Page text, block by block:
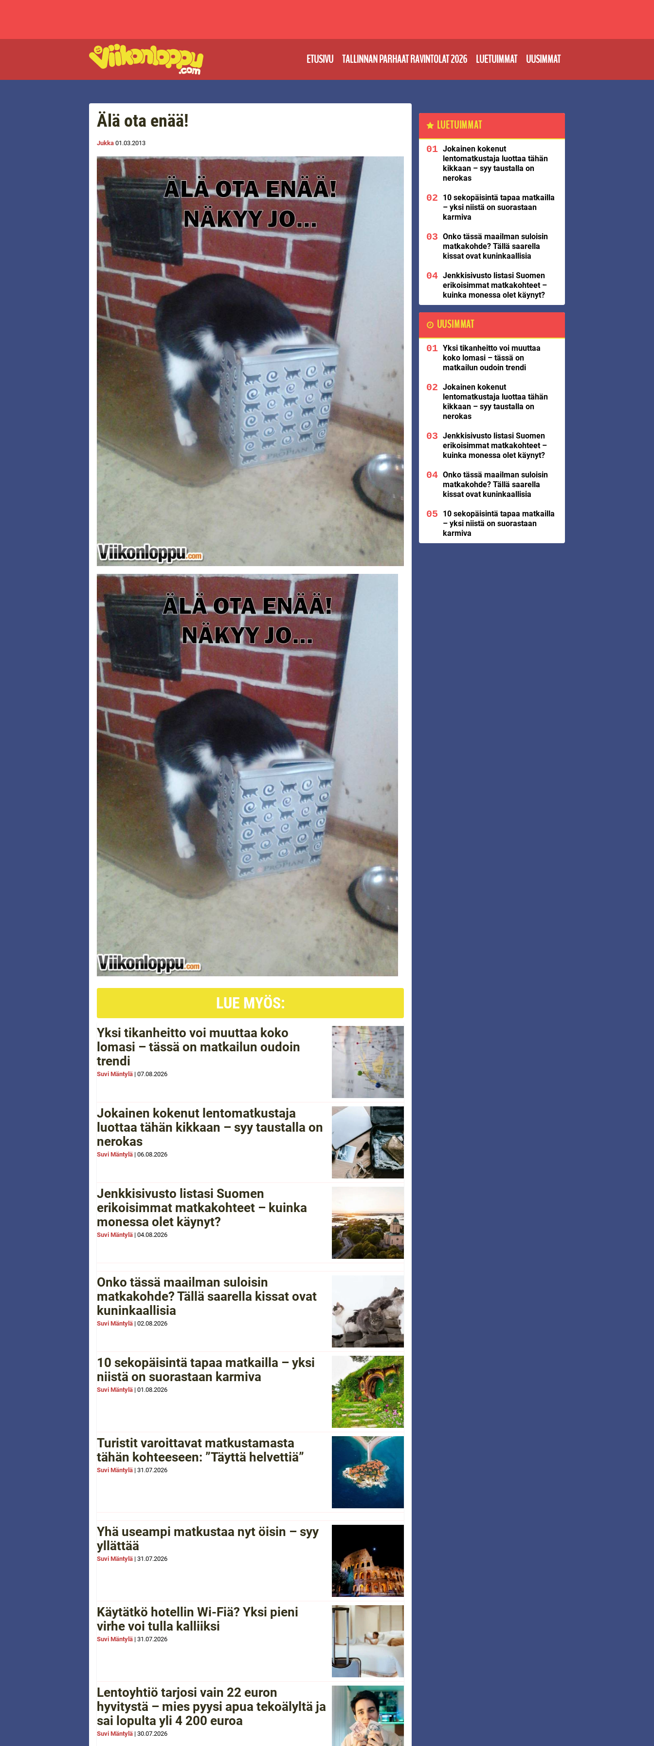
ETUSIVU TALLINNAN PARHAAT RAVINTOLAT 2026 LUETUIMMAT UUSIMMAT
Älä ota enää!
Jukka 01.03.2013
LUE MYÖS:
Yksi tikanheitto voi muuttaa koko
lomasi – tässä on matkailun oudoin
trendi
Suvi Mäntylä | 07.08.2026
Jokainen kokenut lentomatkustaja
luottaa tähän kikkaan – syy taustalla on
nerokas
Suvi Mäntylä | 06.08.2026
Jenkkisivusto listasi Suomen
erikoisimmat matkakohteet – kuinka
monessa olet käynyt?
Suvi Mäntylä | 04.08.2026
Onko tässä maailman suloisin
matkakohde? Tällä saarella kissat ovat
kuninkaallisia
Suvi Mäntylä | 02.08.2026
10 sekopäisintä tapaa matkailla – yksi
niistä on suorastaan karmiva
Suvi Mäntylä | 01.08.2026
Turistit varoittavat matkustamasta
tähän kohteeseen: ”Täyttä helvettiä”
Suvi Mäntylä | 31.07.2026
Yhä useampi matkustaa nyt öisin – syy
yllättää
Suvi Mäntylä | 31.07.2026
Käytätkö hotellin Wi-Fiä? Yksi pieni
virhe voi tulla kalliiksi
Suvi Mäntylä | 31.07.2026
Lentoyhtiö tarjosi vain 22 euron
hyvitystä – mies pyysi apua tekoälyltä ja
sai lopulta yli 4 200 euroa
Suvi Mäntylä | 30.07.2026
LUETUIMMAT
Jokainen kokenut
lentomatkustaja luottaa tähän
kikkaan – syy taustalla on
nerokas
10 sekopäisintä tapaa matkailla
– yksi niistä on suorastaan
karmiva
Onko tässä maailman suloisin
matkakohde? Tällä saarella
kissat ovat kuninkaallisia
Jenkkisivusto listasi Suomen
erikoisimmat matkakohteet –
kuinka monessa olet käynyt?
UUSIMMAT
Yksi tikanheitto voi muuttaa
koko lomasi – tässä on
matkailun oudoin trendi
Jokainen kokenut
lentomatkustaja luottaa tähän
kikkaan – syy taustalla on
nerokas
Jenkkisivusto listasi Suomen
erikoisimmat matkakohteet –
kuinka monessa olet käynyt?
Onko tässä maailman suloisin
matkakohde? Tällä saarella
kissat ovat kuninkaallisia
10 sekopäisintä tapaa matkailla
– yksi niistä on suorastaan
karmiva